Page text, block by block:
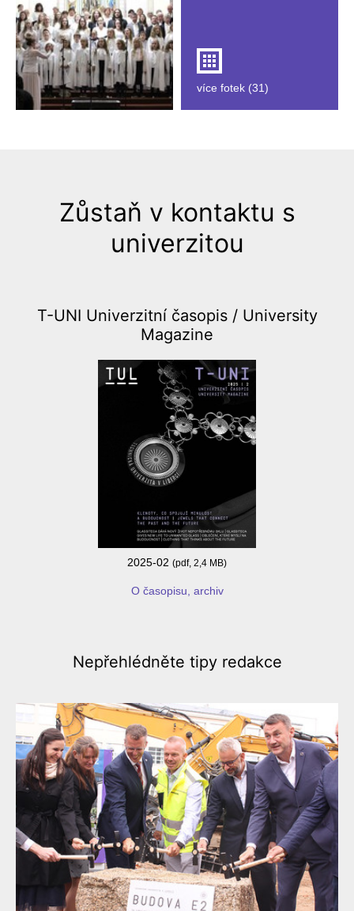
více fotek (31)
Zůstaň v kontaktu s
univerzitou
T-UNI Univerzitní časopis / University
Magazine
2025-02 (pdf, 2,4 MB)
O časopisu, archiv
Nepřehlédněte tipy redakce